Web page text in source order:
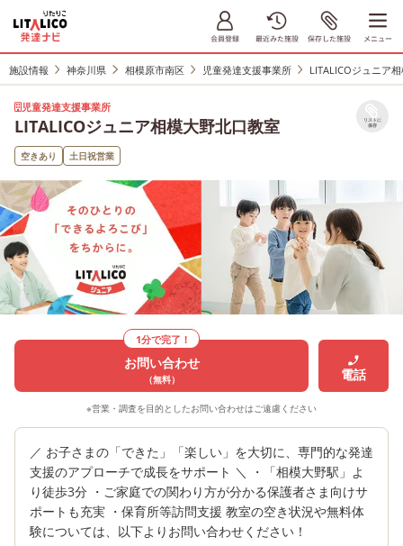
施設情報 神奈川県 相模原市南区 児童発達支援事業所 LITALICOジュニア
児童発達支援事業所
LITALICOジュニア相模大野北口教室 リストに
保存
空きあり 土日祝営業
1分で完了！
お問い合わせ
（無料） 電話
※営業・調査を目的としたお問い合わせはご遠慮ください
／ お子さまの「できた」「楽しい」を大切に、専門的な発達
支援のアプローチで成長をサポート ＼ ・「相模大野駅」よ
り徒歩3分 ・ご家庭での関わり方が分かる保護者さま向けサ
ポートも充実 ・保育所等訪問支援 教室の空き状況や無料体
験については、以下よりお問い合わせください！